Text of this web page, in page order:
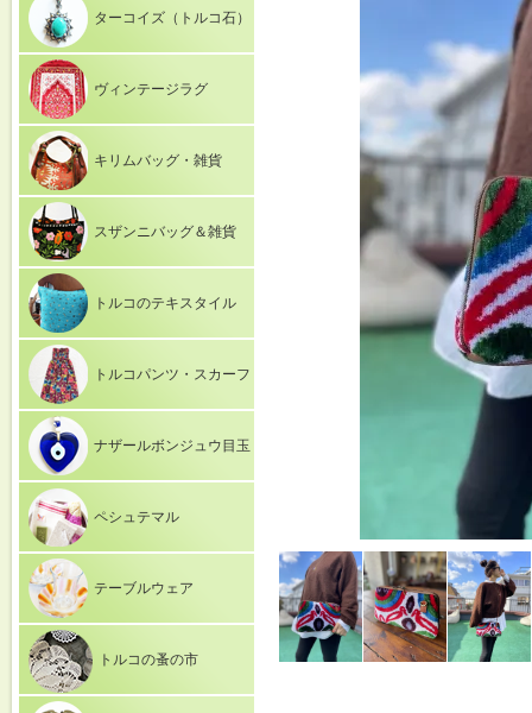
ターコイズ（トルコ石）
ヴィンテージラグ
キリムバッグ・雑貨
スザンニバッグ＆雑貨
トルコのテキスタイル
トルコパンツ・スカーフ
ナザールボンジュウ目玉
ペシュテマル
テーブルウェア
トルコの蚤の市